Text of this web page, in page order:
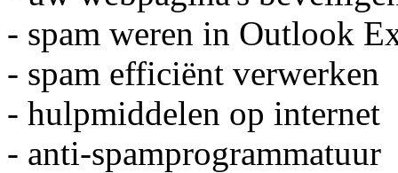
- spam weren in Outlook
- spam efficiënt verwerken
- hulpmiddelen op internet
- anti-spamprogrammatuur